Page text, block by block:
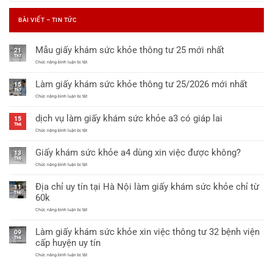
BÀI VIẾT – TIN TỨC
21
Th7
Mẫu giấy khám sức khỏe thông tư 25 mới nhất
Chức năng bình luận bị tắtở
khám
sức
khỏe
25
mới
nhất
15
Th7
Làm giấy khám sức khỏe thông tư 25/2026 mới nhất
Chức năng bình luận bị tắtở
khám
sức
khỏe
25/2026
mới
nhất
15
Th6
dịch vụ làm giấy khám sức khỏe a3 có giáp lai
Chức năng bình luận bị tắtở
làm
giấy
khám
a3
có
13
Th6
Giấy khám sức khỏe a4 dùng xin việc được không?
Chức năng bình luận bị tắtở
sức
khỏe
xin
không?
11
Th6
Địa chỉ uy tín tại Hà Nội làm giấy khám sức khỏe chỉ từ
60k
Chức năng bình luận bị tắtở
uy
tín
tại
Nội
09
Th6
Làm giấy khám sức khỏe xin việc thông tư 32 bệnh viện
cấp huyện uy tín
Chức năng bình luận bị tắtở